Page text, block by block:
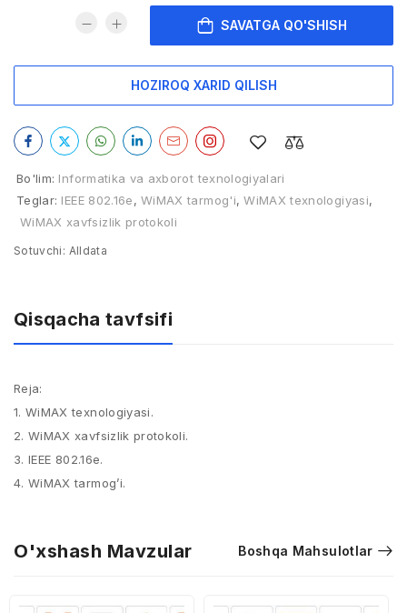
SAVATGA QO'SHISH
HOZIROQ XARID QILISH
Bo'lim: Informatika va axborot texnologiyalari
Teglar: IEEE 802.16e, WiMAX tarmog'i, WiMAX texnologiyasi,
WiMAX xavfsizlik protokoli
Sotuvchi: Alldata
Qisqacha tavfsifi
Reja:
1. WiMAX texnologiyasi.​
2. WiMAX xavfsizlik protokoli.​
3. IEEE 802.16e.​
4. WiMAX tarmog’i.
O'xshash Mavzular Boshqa Mahsulotlar